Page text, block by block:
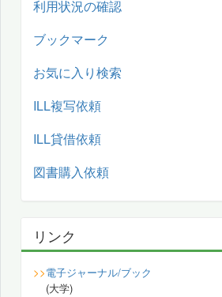
利用状況の確認
ブックマーク
お気に入り検索
ILL複写依頼
ILL貸借依頼
図書購入依頼
リンク
>>電子ジャーナル/ブック
(大学)